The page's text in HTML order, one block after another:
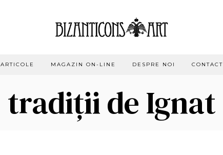
ARTICOLE MAGAZIN ON-LINE DESPRE NOI CONTACT
tradiții de Ignat